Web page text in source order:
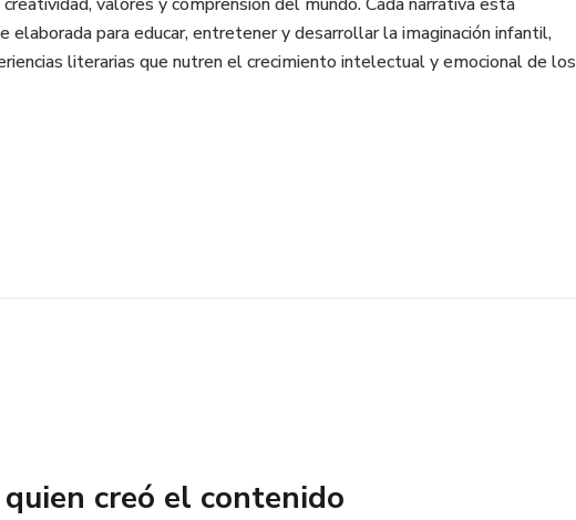
elaborada para educar, entretener y desarrollar la imaginación infantil,
literarias que nutren el crecimiento intelectual y emocional de los
creó el contenido